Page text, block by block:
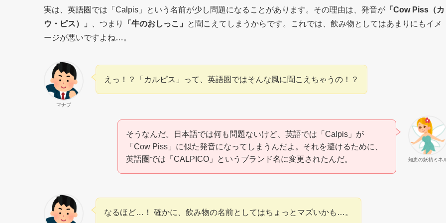
実は、英語圏では「Calpis」という名前が少し問題になることがあります。その理由は、発音が 「Cow Piss（カ
ウ・ピス）」
、つまり 「牛のおしっこ」
と聞こえてしまうからです。これでは、飲み物としてはあまりにもイメ
ージが悪いですよね…。
マナブ
えっ！？「カルピス」って、英語圏ではそんな風に聞こえちゃうの！？
知恵の妖精ミネ
そうなんだ。日本語では何も問題ないけど、英語では「Calpis」が
「Cow Piss」に似た発音になってしまうんだよ。それを避けるために、
英語圏では「CALPICO」というブランド名に変更されたんだ。
なるほど…！ 確かに、飲み物の名前としてはちょっとマズいかも…。